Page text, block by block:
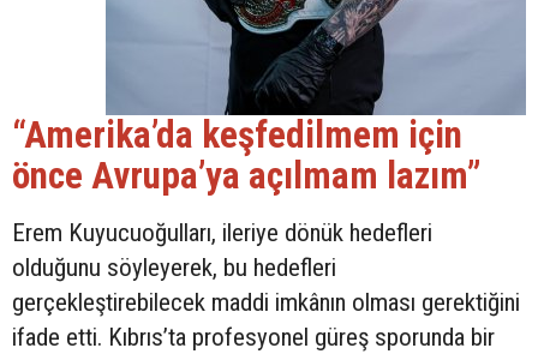
“Amerika’da keşfedilmem için
önce Avrupa’ya açılmam lazım”
Erem Kuyucuoğulları, ileriye dönük hedefleri
olduğunu söyleyerek, bu hedefleri
gerçekleştirebilecek maddi imkânın olması gerektiğini
ifade etti. Kıbrıs’ta profesyonel güreş sporunda bir